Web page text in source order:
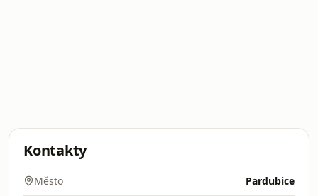
Kontakty
Město Pardubice